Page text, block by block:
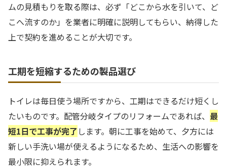
ムの見積もりを取る際は、必ず「どこから水を引いて、ど
こへ流すのか」を業者に明確に説明してもらい、納得した
上で契約を進めることが大切です。
工期を短縮するための製品選び
トイレは毎日使う場所ですから、工期はできるだけ短くし
たいものです。配管分岐タイプのリフォームであれば、 最
短1日で工事が完了します。朝に工事を始めて、夕方には
新しい手洗い場が使えるようになるため、生活への影響を
最小限に抑えられます。